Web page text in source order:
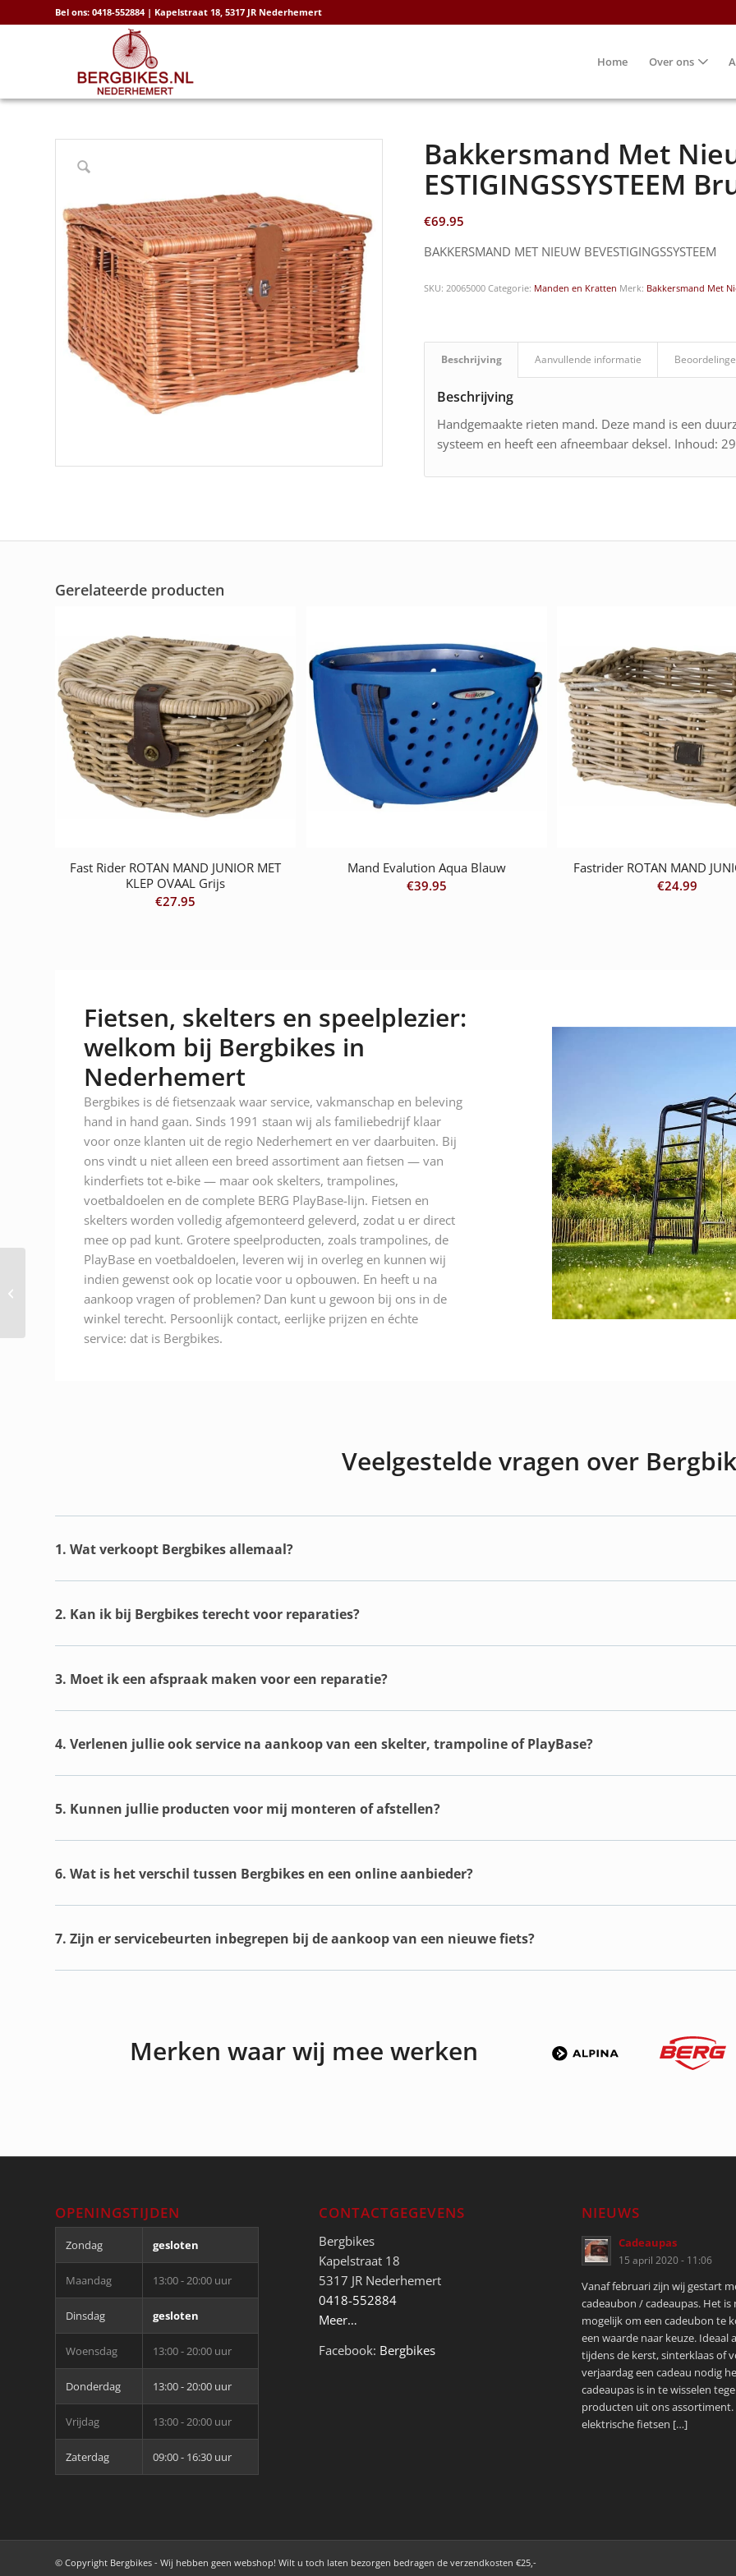
Bel ons: 0418-552884 | Kapelstraat 18, 5317 JR Nederhemert
Home Over ons
Bakkersmand Met
ESTIGINGSSYSTEEM
€69.95
BAKKERSMAND MET NIEUW BEVESTIGINGSSYSTEEM
SKU: 20065000 Categorie: Manden en Kratten Merk: Bakkersmand Met
Beschrijving Aanvullende informatie
Beschrijving
Handgemaakte rieten mand. Deze mand is een
systeem en heeft een afneembaar deksel. Inhoud:
Gerelateerde producten
Fast Rider ROTAN MAND JUNIOR MET
KLEP OVAAL Grijs
€27.95
Mand Evalution Aqua Blauw
€39.95
Fastrider ROTAN MAND
€24.99
Fietsen, skelters en speelplezier:
welkom bij Bergbikes in
Nederhemert
Bergbikes is dé fietsenzaak waar service, vakmanschap en beleving
hand in hand gaan. Sinds 1991 staan wij als familiebedrijf klaar
voor onze klanten uit de regio Nederhemert en ver daarbuiten. Bij
ons vindt u niet alleen een breed assortiment aan fietsen — van
kinderfiets tot e-bike — maar ook skelters, trampolines,
voetbaldoelen en de complete BERG PlayBase-lijn. Fietsen en
skelters worden volledig afgemonteerd geleverd, zodat u er direct
mee op pad kunt. Grotere speelproducten, zoals trampolines, de
PlayBase en voetbaldoelen, leveren wij in overleg en kunnen wij
indien gewenst ook op locatie voor u opbouwen. En heeft u na
aankoop vragen of problemen? Dan kunt u gewoon bij ons in de
winkel terecht. Persoonlijk contact, eerlijke prijzen en échte
service: dat is Bergbikes.
Veelgestelde vragen over
1. Wat verkoopt Bergbikes allemaal?
2. Kan ik bij Bergbikes terecht voor reparaties?
3. Moet ik een afspraak maken voor een reparatie?
4. Verlenen jullie ook service na aankoop van een skelter, trampoline of PlayBase?
5. Kunnen jullie producten voor mij monteren of afstellen?
6. Wat is het verschil tussen Bergbikes en een online aanbieder?
7. Zijn er servicebeurten inbegrepen bij de aankoop van een nieuwe fiets?
Merken waar wij mee werken
OPENINGSTIJDEN
Zondag gesloten
Maandag 13:00 - 20:00 uur
Dinsdag gesloten
Woensdag 13:00 - 20:00 uur
Donderdag 13:00 - 20:00 uur
Vrijdag 13:00 - 20:00 uur
Zaterdag 09:00 - 16:30 uur
CONTACTGEGEVENS
Bergbikes
Kapelstraat 18
5317 JR Nederhemert
0418-552884
Meer…
Facebook: Bergbikes
NIEUWS
Cadeaupas
15 april 2020 - 11:06
Vanaf februari zijn wij gestart
cadeaubon / cadeaupas. Het is
mogelijk om een cadeubon te
een waarde naar keuze. Ideaal
tijdens de kerst, sinterklaas of
verjaardag een cadeau nodig
cadeaupas is in te wisselen
producten uit ons assortiment.
elektrische fietsen […]
© Copyright Bergbikes - Wij hebben geen webshop! Wilt u toch laten bezorgen bedragen de verzendkosten €25,-
Shimano Bracket Set
UN55 BSA 68- Vierkant